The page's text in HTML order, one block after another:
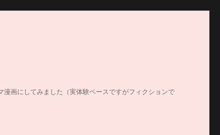
画にしてみました（実体験ベースですがフィクションで